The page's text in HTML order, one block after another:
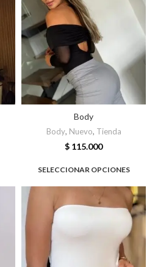
Body
Body, Nuevo, Tienda
$ 115.000
SELECCIONAR OPCIONES